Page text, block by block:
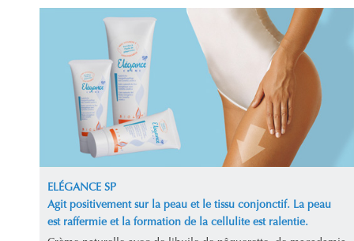
ELÉGANCE SP
Agit positivement sur la peau et le tissu conjonctif. La peau
est raffermie et la formation de la cellulite est ralentie.